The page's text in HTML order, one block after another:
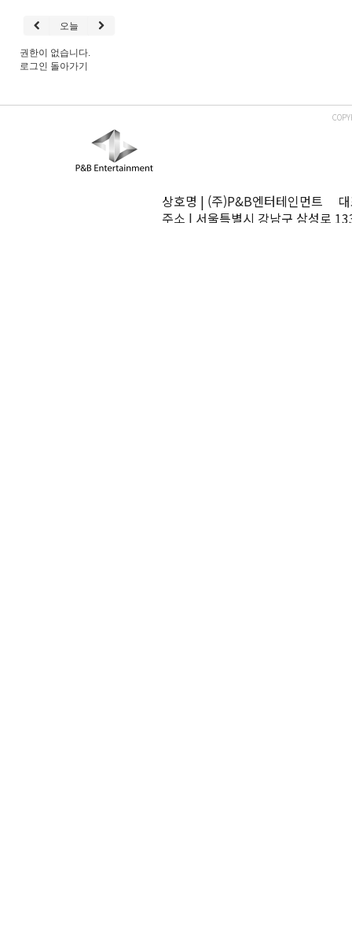
오늘
권한이 없습니다.
로그인 돌아가기
상호명 | (주)P&B엔터테인먼트
주소 | 서울특별시 강남구 삼성로